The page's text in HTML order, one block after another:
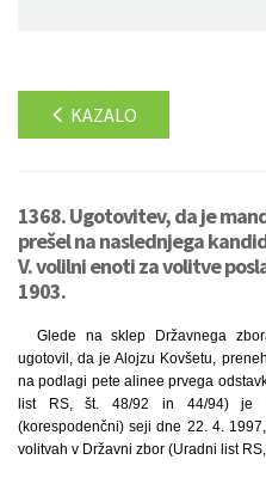
KAZALO
1368. Ugotovitev, da je
prešel na naslednjega
V. volilni enoti za volitve
1903.
Glede na sklep Državnega
ugotovil, da je Alojzu Kovšetu,
na podlagi pete alinee prvega
list RS, št. 48/92 in 44/94) je
(korespodenčni) seji dne 22. 4.
volitvah v Državni zbor (Uradni list